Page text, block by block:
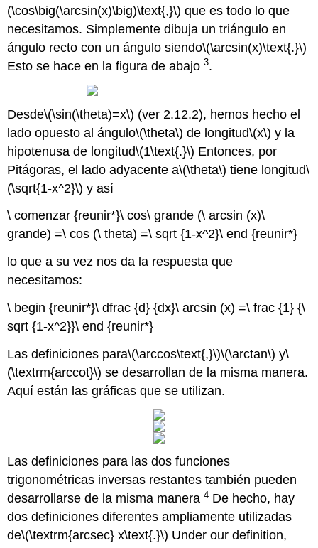
(\cos\big(\arcsin(x)\big)\text{,}\) que es todo lo que
necesitamos. Simplemente dibuja un triángulo en
ángulo recto con un ángulo siendo\(\arcsin(x)\text{.}\)
Esto se hace en la figura de abajo3.
Desde\(\sin(\theta)=x\) (ver 2.12.2), hemos hecho el
lado opuesto al ángulo\(\theta\) de longitud\(x\) y la
hipotenusa de longitud\(1\text{.}\) Entonces, por
Pitágoras, el lado adyacente a\(\theta\) tiene longitud\
(\sqrt{1-x^2}\) y así
\ comenzar {reunir*}\ cos\ grande (\ arcsin (x)\
grande) =\ cos (\ theta) =\ sqrt {1-x^2}\ end {reunir*}
lo que a su vez nos da la respuesta que
necesitamos:
\ begin {reunir*}\ dfrac {d} {dx}\ arcsin (x) =\ frac {1} {\
sqrt {1-x^2}}\ end {reunir*}
Las definiciones para\(\arccos\text{,}\)\(\arctan\) y\
(\textrm{arccot}\) se desarrollan de la misma manera.
Aquí están las gráficas que se utilizan.
Las definiciones para las dos funciones
trigonométricas inversas restantes también pueden
desarrollarse de la misma manera4 De hecho, hay
dos definiciones diferentes ampliamente utilizadas
de\(\textrm{arcsec} x\text{.}\) Under our definition,